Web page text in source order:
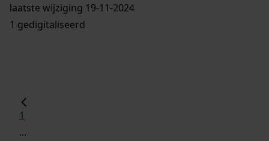
laatste wijziging 19-11-2024
1 gedigitaliseerd
1
...